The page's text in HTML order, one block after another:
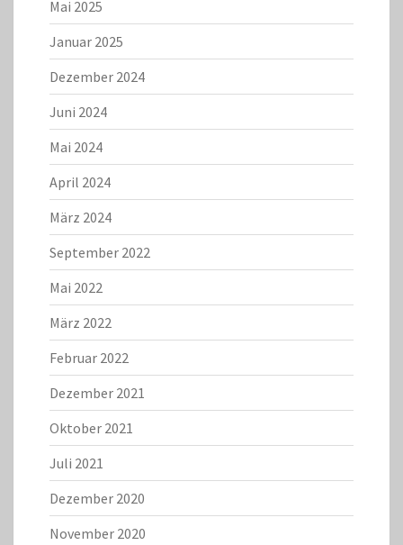
Mai 2025
Januar 2025
Dezember 2024
Juni 2024
Mai 2024
April 2024
März 2024
September 2022
Mai 2022
März 2022
Februar 2022
Dezember 2021
Oktober 2021
Juli 2021
Dezember 2020
November 2020